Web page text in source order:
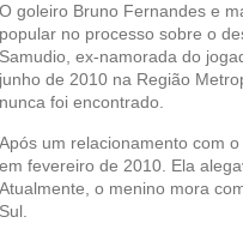
O goleiro Bruno Fernandes e
popular no processo sobre o
Samudio, ex-namorada do
junho de 2010 na Região
nunca foi encontrado.
Após um relacionamento com
em fevereiro de 2010. Ela
Atualmente, o menino mora
Sul.